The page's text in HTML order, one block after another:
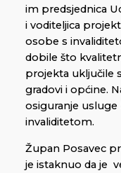
im predsjednica
i voditeljica
osobe s
dobile što
projekta uključile
gradovi i općine.
osiguranje usluge
invaliditetom.
Župan Posavec
je istaknuo da je